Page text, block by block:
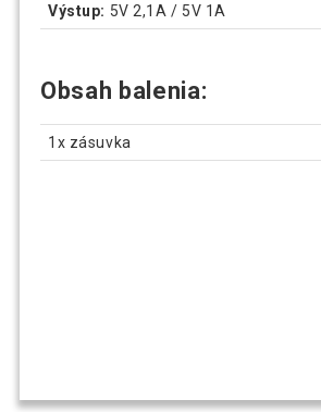
Výstup: 5V 2,1A / 5V 1A
Obsah balenia:
1x zásuvka